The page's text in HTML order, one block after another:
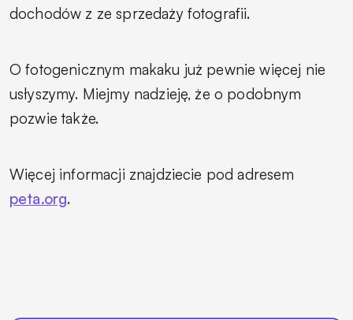
dochodów z ze sprzedaży fotografii.
O fotogenicznym makaku już pewnie więcej nie
usłyszymy. Miejmy nadzieję, że o podobnym
pozwie także.
Więcej informacji znajdziecie pod adresem
peta.org.